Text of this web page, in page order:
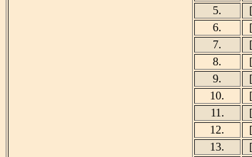
5.
6.
7.
8.
9.
10.
11.
12.
13.